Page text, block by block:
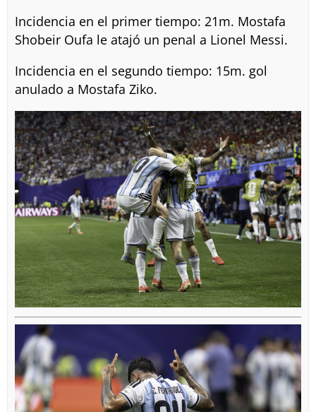
Incidencia en el primer tiempo: 21m. Mostafa
Shobeir Oufa le atajó un penal a Lionel Messi.
Incidencia en el segundo tiempo: 15m. gol
anulado a Mostafa Ziko.